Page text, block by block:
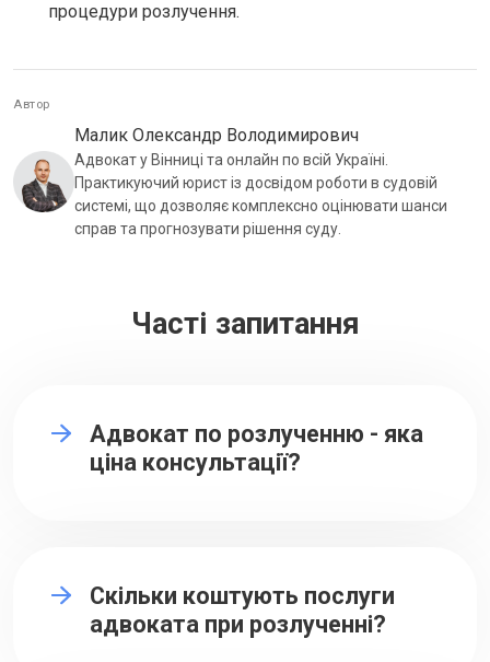
процедури розлучення.
Автор
Малик Олександр Володимирович
Адвокат у Вінниці та онлайн по всій Україні.
Практикуючий юрист із досвідом роботи в судовій
системі, що дозволяє комплексно оцінювати шанси
справ та прогнозувати рішення суду.
Часті запитання
Адвокат по розлученню - яка
ціна консультації?
Скільки коштують послуги
адвоката при розлученні?